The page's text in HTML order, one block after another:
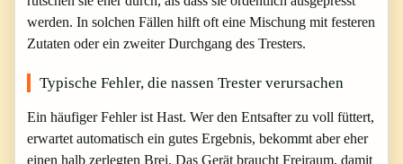
werden. In solchen Fällen hilft oft eine Mischung mit festeren
Zutaten oder ein zweiter Durchgang des Tresters.
Typische Fehler, die nassen Trester verursachen
Ein häufiger Fehler ist Hast. Wer den Entsafter zu voll füttert,
erwartet automatisch ein gutes Ergebnis, bekommt aber eher
einen halb zerlegten Brei. Das Gerät braucht Freiraum, damit